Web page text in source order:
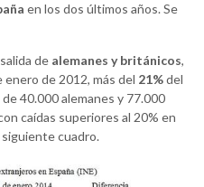
en los dos últimos años. Se
de alemanes y británicos,
enero de 2012, más del 21%del
40.000 alemanes y 77.000
caídas superiores al 20% en
cuadro.